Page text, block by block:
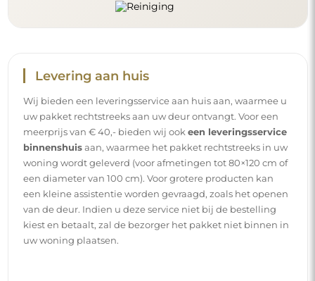
Levering aan huis
Wij bieden een leveringsservice aan huis aan, waarmee u
uw pakket rechtstreeks aan uw deur ontvangt. Voor een
meerprijs van € 40,- bieden wij ook een leveringsservice
binnenshuisaan, waarmee het pakket rechtstreeks in uw
woning wordt geleverd (voor afmetingen tot 80×120 cm of
een diameter van 100 cm). Voor grotere producten kan
een kleine assistentie worden gevraagd, zoals het openen
van de deur. Indien u deze service niet bij de bestelling
kiest en betaalt, zal de bezorger het pakket niet binnen in
uw woning plaatsen.